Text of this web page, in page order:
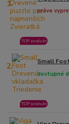
1.
práve
TOP produkt
2. Small
dostupné
TOP produkt